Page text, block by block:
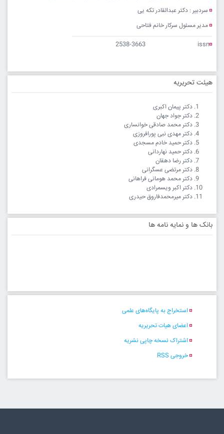
سردبیر : دکتر عبدالقادر تکه یی
مدیر مسئول سرکار خانم فتاحی
issn
2538-3663
هیئت تحریریه
دکتر پیمان اکبری
دکتر جواد جهان
دکتر محمد صادقی خوانساری
دکتر مهدی نبی پورافروزی
دکتر حمید خادم مسجدی
دکتر حمید نهاردانی
دکتر رضا دهقان
دکتر مرتضی عسگرانی
دکتر محمد هومانی فراهانی
دکتر اکبر ویسمرادی
دکتر میرمحمدفاروق حیدری
بانک ها و نمایه نامه ها
استخراج به پایگاه‌های علمی
اعضای هیات تحریریه
اشتراک نسخه چاپی نشریه
خروجی RSS